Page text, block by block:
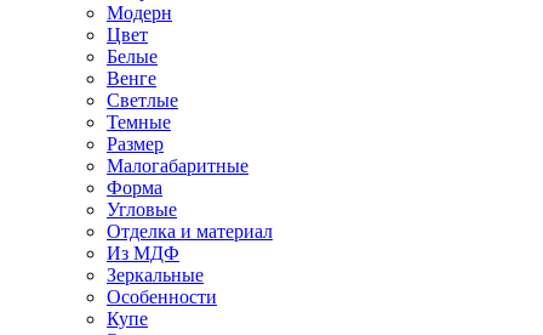
Модерн
Цвет
Белые
Венге
Светлые
Темные
Размер
Малогабаритные
Форма
Угловые
Отделка и материал
Из МДФ
Зеркальные
Особенности
Купе